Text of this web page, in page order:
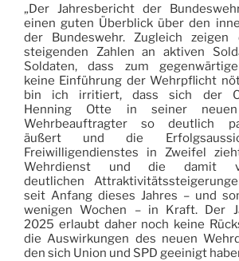
„Der Jahresbericht der
einen guten Überblick über den
der Bundeswehr. Zugleich zeigen
steigenden Zahlen an aktiven
Soldaten, dass zum
keine Einführung der Wehrpflicht
bin ich irritiert, dass sich der
Henning Otte in seiner
Wehrbeauftragter so deutlich
äußert und die
Freiwilligendienstes in Zweifel
Wehrdienst und die damit
deutlichen
seit Anfang dieses Jahres – und
wenigen Wochen – in Kraft. Der
2025 erlaubt daher noch keine
die Auswirkungen des neuen
den sich Union und SPD geeinigt